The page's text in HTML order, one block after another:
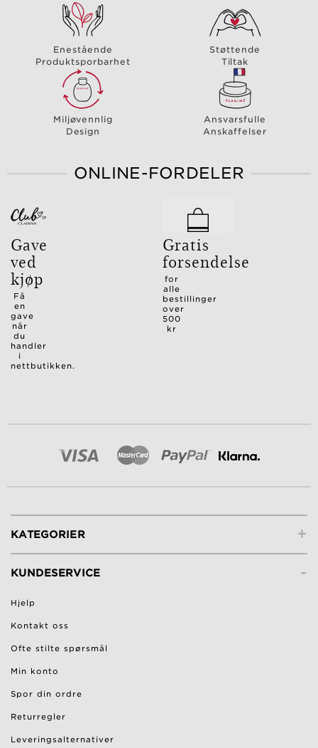
Enestående
Produktsporbarhet
Støttende
Tiltak
Miljøvennlig
Design
Ansvarsfulle
Anskaffelser
ONLINE-FORDELER
Gave
ved
kjøp
Få
en
gave
når
du
handler
i
nettbutikken.
Gratis
forsendelse
for
alle
bestillinger
over
500
kr
+
KATEGORIER
-
KUNDESERVICE
Hjelp
Kontakt oss
Ofte stilte spørsmål
Min konto
Spor din ordre
Returregler
Leveringsalternativer